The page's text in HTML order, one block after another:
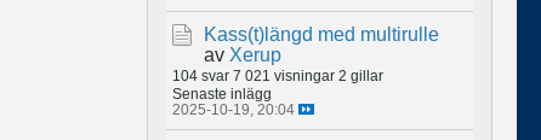
Kass(t)längd med multirulle
av Xerup
104 svar 7 021 visningar 2 gillar
Senaste inlägg
2025-10-19, 20:04